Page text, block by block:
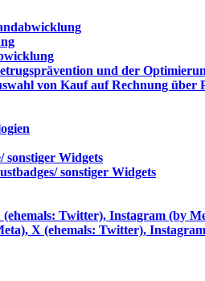
und der
von Kauf auf Rechnung über
sonstiger Widgets
sonstiger Widgets
Twitter), Instagram (by
X (ehemals: Twitter),